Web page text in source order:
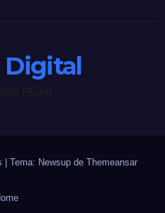
Digital
Tema: Newsup de Themeansar